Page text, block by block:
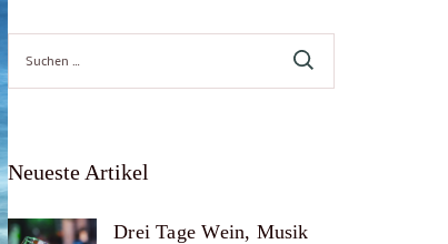
Suche
nach:
Neueste Artikel
Drei Tage Wein, Musik